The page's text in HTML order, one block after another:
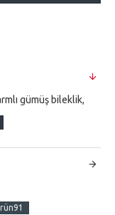
gümüş bileklik,